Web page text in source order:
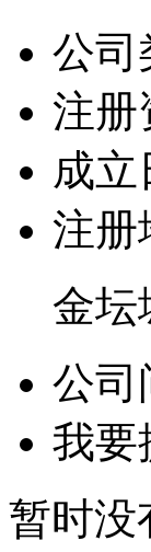
公司
注册
成立
注册
金坛
公司
我要
暂时没